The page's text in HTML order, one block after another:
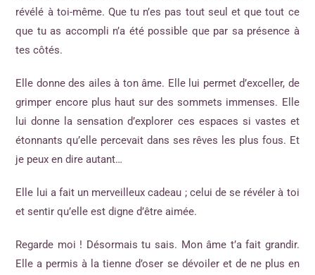
révélé à toi-même. Que tu n’es pas tout seul et que tout ce
que tu as accompli n’a été possible que par sa présence à
tes côtés.
Elle donne des ailes à ton âme. Elle lui permet d’exceller, de
grimper encore plus haut sur des sommets immenses. Elle
lui donne la sensation d’explorer ces espaces si vastes et
étonnants qu’elle percevait dans ses rêves les plus fous. Et
je peux en dire autant…
Elle lui a fait un merveilleux cadeau ; celui de se révéler à toi
et sentir qu’elle est digne d’être aimée.
Regarde moi ! Désormais tu sais. Mon âme t’a fait grandir.
Elle a permis à la tienne d’oser se dévoiler et de ne plus en